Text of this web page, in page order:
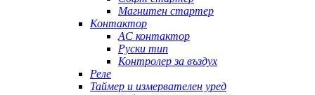
Магнитен стартер
Контактор
AC контактор
Руски тип
Контролер за въздух
Реле
Таймер и измервателен уред